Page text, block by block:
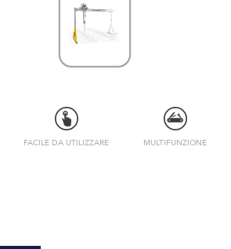
FACILE DA UTILIZZARE MULTIFUNZIONE